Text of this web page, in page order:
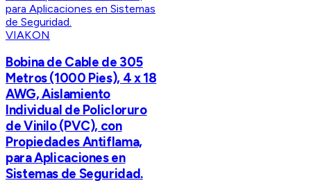
VIAKON
Bobina de Cable de 305
Metros (1000 Pies), 4 x 18
AWG, Aislamiento
Individual de Policloruro
de Vinilo (PVC), con
Propiedades Antiflama,
para Aplicaciones en
Sistemas de Seguridad.